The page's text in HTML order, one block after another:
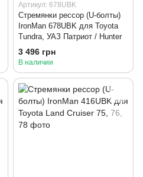
Артикул: 678UBK
Стремянки рессор (U-болты)
IronMan 678UBK для Toyota
Tundra, УАЗ Патриот / Hunter
3 496 грн
В наличии